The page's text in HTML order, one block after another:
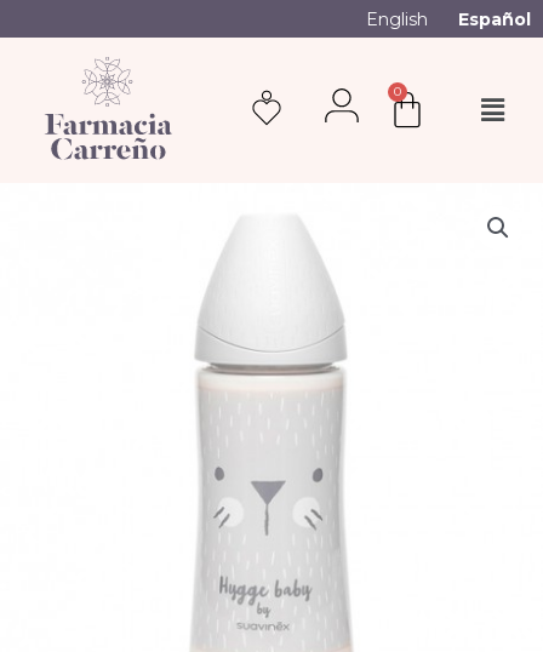
English Español
0